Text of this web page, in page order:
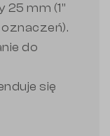
mm (1”
do
się